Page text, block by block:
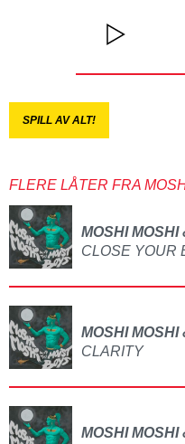
SPILL AV ALT!
FLERE LÅTER FRA
CLOSE YOUR
CLARITY